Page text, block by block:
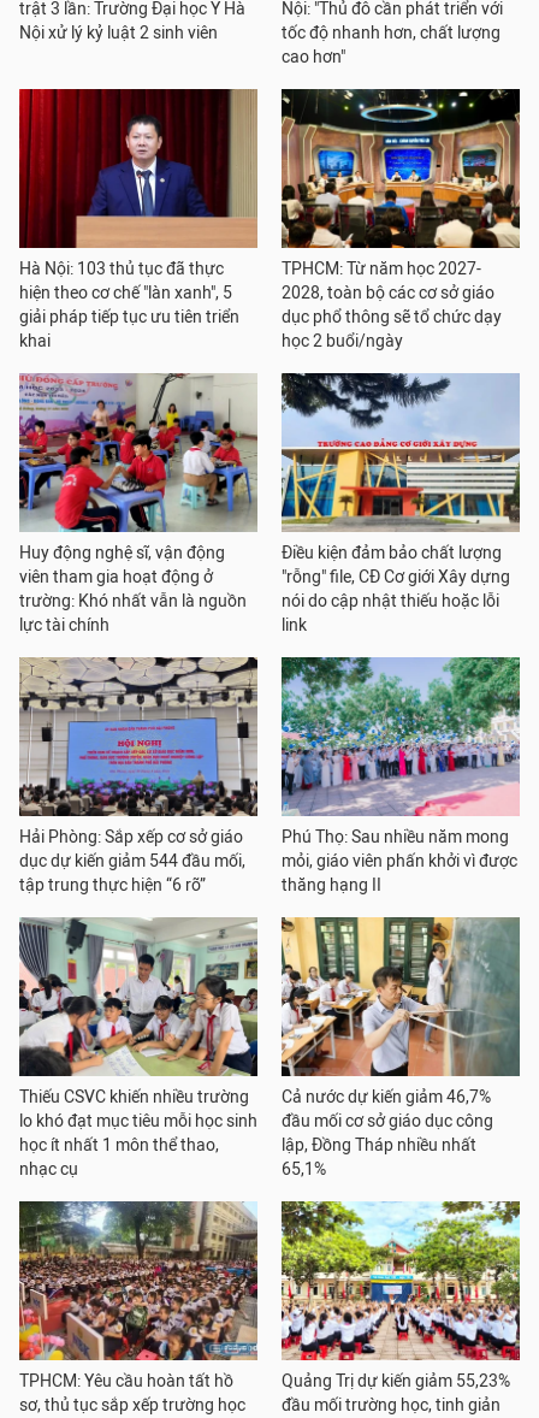
trật 3 lần: Trường Đại học Y Hà
Nội xử lý kỷ luật 2 sinh viên
Nội: "Thủ đô cần phát triển với
tốc độ nhanh hơn, chất lượng
cao hơn"
Hà Nội: 103 thủ tục đã thực
hiện theo cơ chế "làn xanh", 5
giải pháp tiếp tục ưu tiên triển
khai
TPHCM: Từ năm học 2027-
2028, toàn bộ các cơ sở giáo
dục phổ thông sẽ tổ chức dạy
học 2 buổi/ngày
Huy động nghệ sĩ, vận động
viên tham gia hoạt động ở
trường: Khó nhất vẫn là nguồn
lực tài chính
Điều kiện đảm bảo chất lượng
"rỗng" file, CĐ Cơ giới Xây dựng
nói do cập nhật thiếu hoặc lỗi
link
Hải Phòng: Sắp xếp cơ sở giáo
dục dự kiến giảm 544 đầu mối,
tập trung thực hiện “6 rõ”
Phú Thọ: Sau nhiều năm mong
mỏi, giáo viên phấn khởi vì được
thăng hạng II
Thiếu CSVC khiến nhiều trường
lo khó đạt mục tiêu mỗi học sinh
học ít nhất 1 môn thể thao,
nhạc cụ
Cả nước dự kiến giảm 46,7%
đầu mối cơ sở giáo dục công
lập, Đồng Tháp nhiều nhất
65,1%
TPHCM: Yêu cầu hoàn tất hồ
sơ, thủ tục sắp xếp trường học
Quảng Trị dự kiến giảm 55,23%
đầu mối trường học, tinh giản